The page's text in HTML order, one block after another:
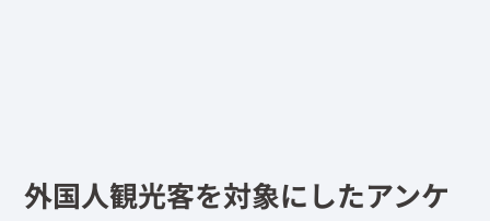
外国人観光客を対象にしたアンケ